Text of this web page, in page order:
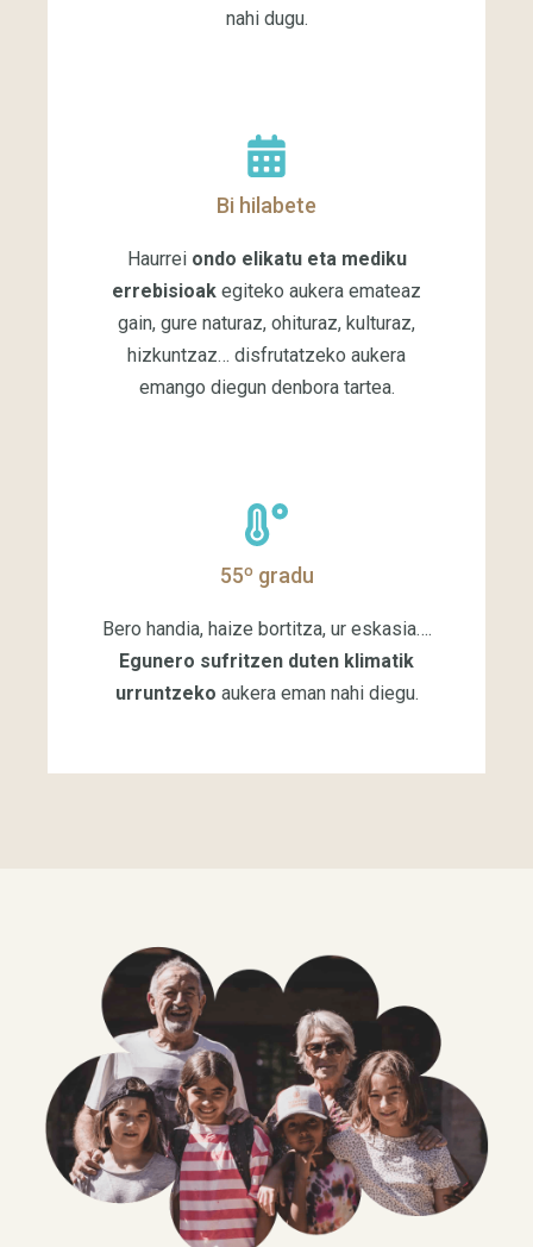
nahi dugu.
Bi hilabete
Haurrei ondo elikatu eta mediku
errebisioak egiteko aukera emateaz
gain, gure naturaz, ohituraz, kulturaz,
hizkuntzaz… disfrutatzeko aukera
emango diegun denbora tartea.
55º gradu
Bero handia, haize bortitza, ur eskasia….
Egunero sufritzen duten klimatik
urruntzeko aukera eman nahi diegu.